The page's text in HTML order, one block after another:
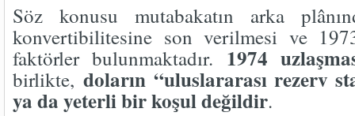
Söz konusu mutabakatın arka
konvertibilitesine son verilmesi ve
faktörler bulunmaktadır. 1974
birlikte,doların “uluslararası rezerv
ya da yeterli bir koşul değildir.